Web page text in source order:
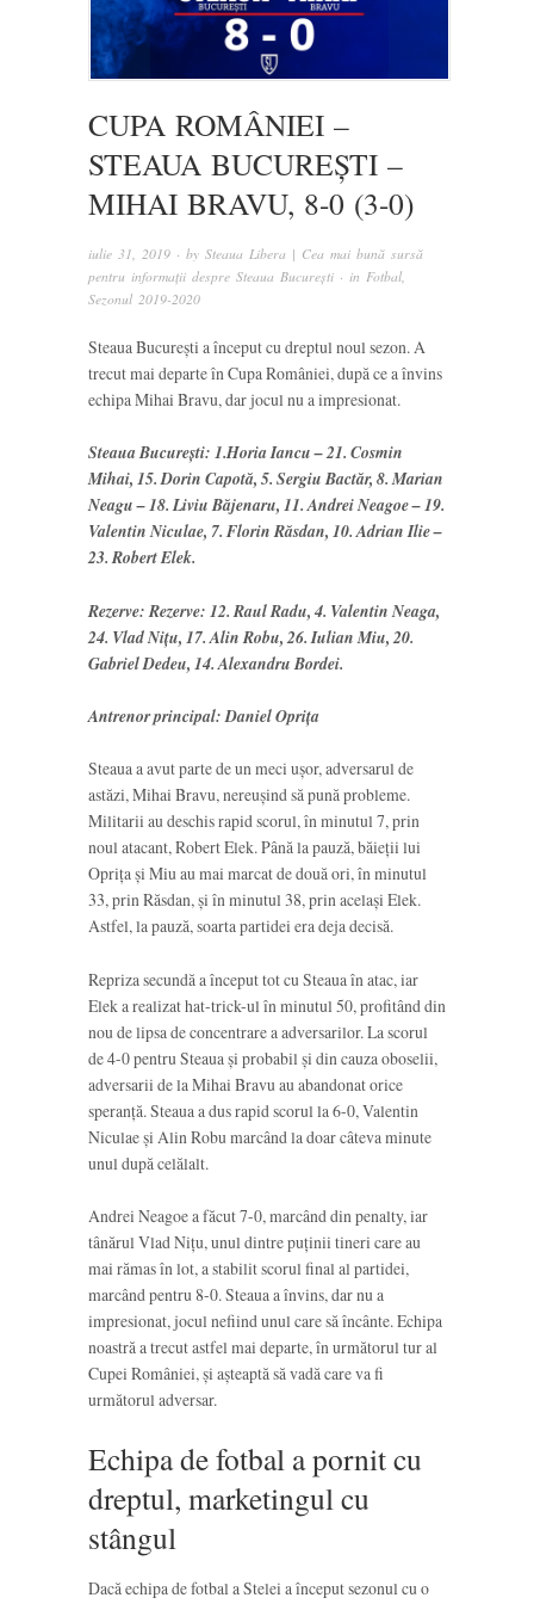
CUPA ROMÂNIEI –
STEAUA BUCUREȘTI –
MIHAI BRAVU, 8-0 (3-0)
iulie 31, 2019 · by Steaua Libera | Cea mai bună sursă
pentru informații despre Steaua București · in Fotbal,
Sezonul 2019-2020
Steaua București a început cu dreptul noul sezon. A
trecut mai departe în Cupa României, după ce a învins
echipa Mihai Bravu, dar jocul nu a impresionat.
Steaua București: 1.Horia Iancu – 21. Cosmin
Mihai, 15. Dorin Capotă, 5. Sergiu Bactăr, 8. Marian
Neagu – 18. Liviu Băjenaru, 11. Andrei Neagoe – 19.
Valentin Niculae, 7. Florin Răsdan, 10. Adrian Ilie –
23. Robert Elek.
Rezerve: Rezerve: 12. Raul Radu, 4. Valentin Neaga,
24. Vlad Nițu, 17. Alin Robu, 26. Iulian Miu, 20.
Gabriel Dedeu, 14. Alexandru Bordei.
Antrenor principal: Daniel Oprița
Steaua a avut parte de un meci ușor, adversarul de
astăzi, Mihai Bravu, nereușind să pună probleme.
Militarii au deschis rapid scorul, în minutul 7, prin
noul atacant, Robert Elek. Până la pauză, băieții lui
Oprița și Miu au mai marcat de două ori, în minutul
33, prin Răsdan, și în minutul 38, prin același Elek.
Astfel, la pauză, soarta partidei era deja decisă.
Repriza secundă a început tot cu Steaua în atac, iar
Elek a realizat hat-trick-ul în minutul 50, profitând din
nou de lipsa de concentrare a adversarilor. La scorul
de 4-0 pentru Steaua și probabil și din cauza oboselii,
adversarii de la Mihai Bravu au abandonat orice
speranță. Steaua a dus rapid scorul la 6-0, Valentin
Niculae și Alin Robu marcând la doar câteva minute
unul după celălalt.
Andrei Neagoe a făcut 7-0, marcând din penalty, iar
tânărul Vlad Nițu, unul dintre puținii tineri care au
mai rămas în lot, a stabilit scorul final al partidei,
marcând pentru 8-0. Steaua a învins, dar nu a
impresionat, jocul nefiind unul care să încânte. Echipa
noastră a trecut astfel mai departe, în următorul tur al
Cupei României, și așteaptă să vadă care va fi
următorul adversar.
Echipa de fotbal a pornit cu
dreptul, marketingul cu
stângul
Dacă echipa de fotbal a Stelei a început sezonul cu o